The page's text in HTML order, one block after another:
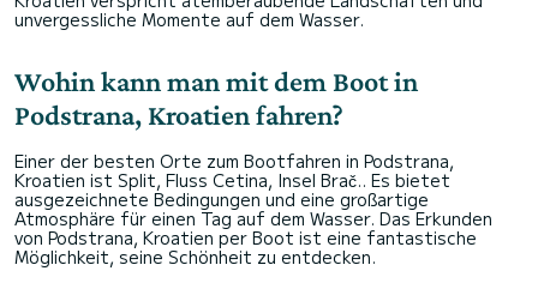
unvergessliche Momente auf dem Wasser.
Wohin kann man mit dem Boot in
Podstrana, Kroatien fahren?
Einer der besten Orte zum Bootfahren in Podstrana,
Kroatien ist Split, Fluss Cetina, Insel Brač.. Es bietet
ausgezeichnete Bedingungen und eine großartige
Atmosphäre für einen Tag auf dem Wasser. Das Erkunden
von Podstrana, Kroatien per Boot ist eine fantastische
Möglichkeit, seine Schönheit zu entdecken.